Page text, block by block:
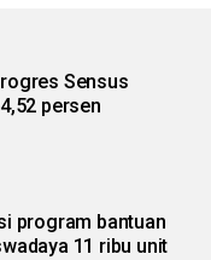
Sensus
persen
program bantuan
11 ribu unit